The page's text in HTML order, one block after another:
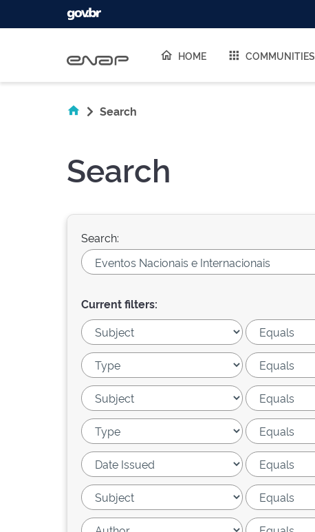
HOME COMMUNITIES
Search
Search
Search:
Current filters: